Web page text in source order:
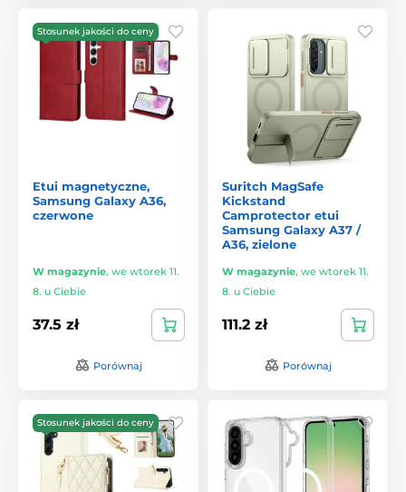
Stosunek jakości do ceny
Etui magnetyczne,
Samsung Galaxy A36,
czerwone
W magazynie, we wtorek 11.
8. u Ciebie
37.5 zł
Porównaj
Suritch MagSafe
Kickstand
Camprotector etui
Samsung Galaxy A37 /
A36, zielone
W magazynie, we wtorek 11.
8. u Ciebie
111.2 zł
Porównaj
Stosunek jakości do ceny